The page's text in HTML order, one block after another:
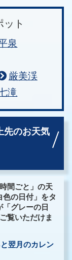
ト
泉
厳美渓
滝
先のお天気
間ごと」の天
の日付」をタ
グレーの日
覧いただけま
翌月のカレン